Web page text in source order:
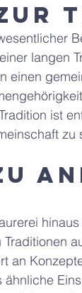
langen
einen
ist
zu
an